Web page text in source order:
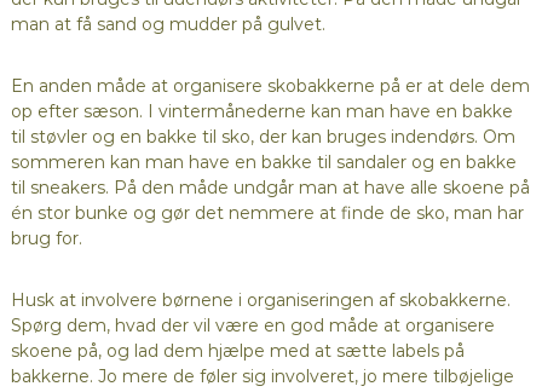
man at få sand og mudder på gulvet.
En anden måde at organisere skobakkerne på er at dele dem
op efter sæson. I vintermånederne kan man have en bakke
til støvler og en bakke til sko, der kan bruges indendørs. Om
sommeren kan man have en bakke til sandaler og en bakke
til sneakers. På den måde undgår man at have alle skoene på
én stor bunke og gør det nemmere at finde de sko, man har
brug for.
Husk at involvere børnene i organiseringen af skobakkerne.
Spørg dem, hvad der vil være en god måde at organisere
skoene på, og lad dem hjælpe med at sætte labels på
bakkerne. Jo mere de føler sig involveret, jo mere tilbøjelige